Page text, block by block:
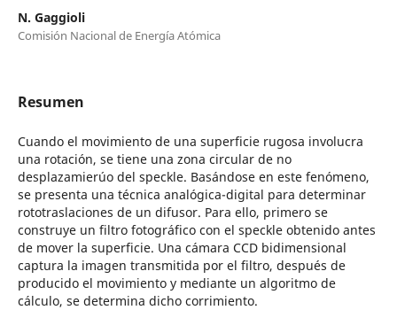
N. Gaggioli
Comisión Nacional de Energía Atómica
Resumen
Cuando el movimiento de una superficie rugosa involucra
una rotación, se tiene una zona circular de no
desplazamierúo del speckle. Basándose en este fenómeno,
se presenta una técnica analógica-digital para determinar
rototraslaciones de un difusor. Para ello, primero se
construye un filtro fotográfico con el speckle obtenido antes
de mover la superficie. Una cámara CCD bidimensional
captura la imagen transmitida por el filtro, después de
producido el movimiento y mediante un algoritmo de
cálculo, se determina dicho corrimiento.